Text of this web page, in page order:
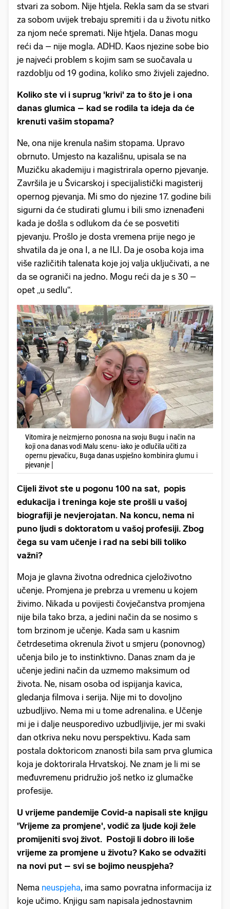
stvari za sobom. Nije htjela. Rekla sam da se stvari
za sobom uvijek trebaju spremiti i da u životu nitko
za njom neće spremati. Nije htjela. Danas mogu
reći da – nije mogla. ADHD. Kaos njezine sobe bio
je najveći problem s kojim sam se suočavala u
razdoblju od 19 godina, koliko smo živjeli zajedno.
Koliko ste vi i suprug 'krivi' za to što je i ona
danas glumica – kad se rodila ta ideja da će
krenuti vašim stopama?
Ne, ona nije krenula našim stopama. Upravo
obrnuto. Umjesto na kazališnu, upisala se na
Muzičku akademiju i magistrirala operno pjevanje.
Završila je u Švicarskoj i specijalistički magisterij
opernog pjevanja. Mi smo do njezine 17. godine bili
sigurni da će studirati glumu i bili smo iznenađeni
kada je došla s odlukom da će se posvetiti
pjevanju. Prošlo je dosta vremena prije nego je
shvatila da je ona I, a ne ILI. Da je osoba koja ima
više različitih talenata koje joj valja uključivati, a ne
da se ograniči na jedno. Mogu reći da je s 30 –
opet „u sedlu“.
Vitomira je neizmjerno ponosna na svoju Bugu i način na
koji ona danas vodi Malu scenu- iako je odlučila učiti za
opernu pjevačicu, Buga danas uspješno kombinira glumu i
pjevanje |
Cijeli život ste u pogonu 100 na sat, popis
edukacija i treninga koje ste prošli u vašoj
biografiji je nevjerojatan. Na koncu, nema ni
puno ljudi s doktoratom u vašoj profesiji. Zbog
čega su vam učenje i rad na sebi bili toliko
važni?
Moja je glavna životna odrednica cjeloživotno
učenje. Promjena je prebrza u vremenu u kojem
živimo. Nikada u povijesti čovječanstva promjena
nije bila tako brza, a jedini način da se nosimo s
tom brzinom je učenje. Kada sam u kasnim
četrdesetima okrenula život u smjeru (ponovnog)
učenja bilo je to instinktivno. Danas znam da je
učenje jedini način da uzmemo maksimum od
života. Ne, nisam osoba od ispijanja kavica,
gledanja filmova i serija. Nije mi to dovoljno
uzbudljivo. Nema mi u tome adrenalina. e Učenje
mi je i dalje neusporedivo uzbudljivije, jer mi svaki
dan otkriva neku novu perspektivu. Kada sam
postala doktoricom znanosti bila sam prva glumica
koja je doktorirala Hrvatskoj. Ne znam je li mi se
međuvremenu pridružio još netko iz glumačke
profesije.
U vrijeme pandemije Covid-a napisali ste knjigu
'Vrijeme za promjene', vodič za ljude koji žele
promijeniti svoj život. Postoji li dobro ili loše
vrijeme za promjene u životu? Kako se odvažiti
na novi put – svi se bojimo neuspjeha?
Nema neuspjeha, ima samo povratna informacija iz
koje učimo. Knjigu sam napisala jednostavnim